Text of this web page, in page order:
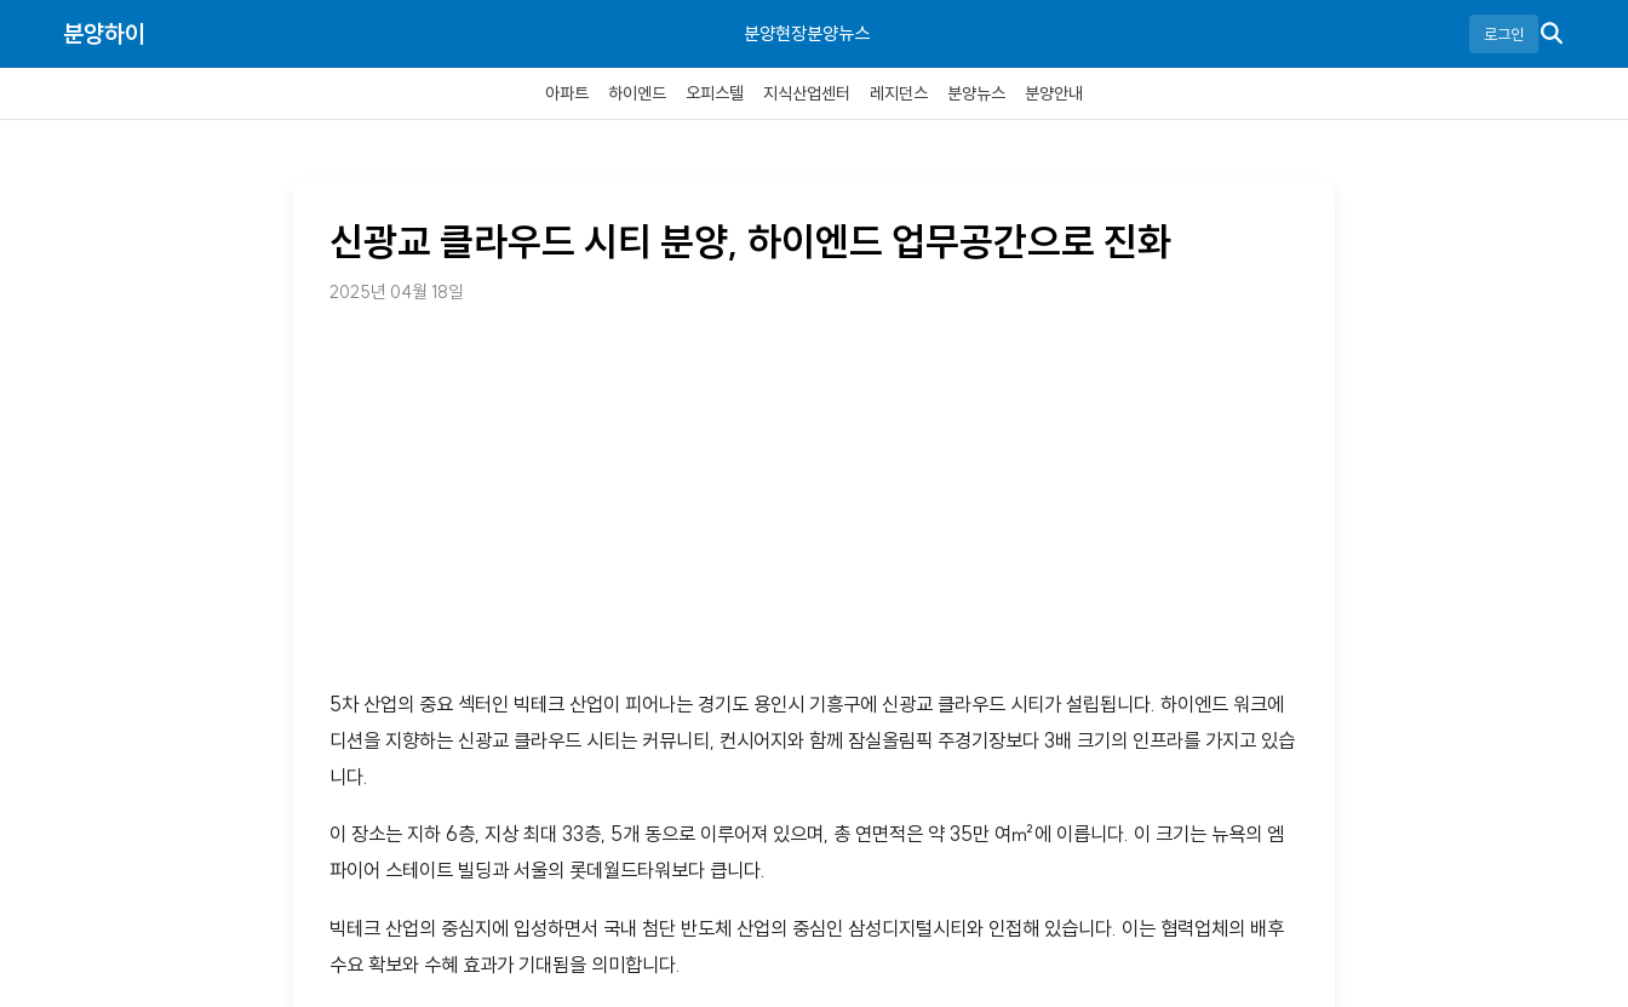
분양하이 분양현장분양뉴스 로그인
아파트 하이엔드 오피스텔 지식산업센터 레지던스 분양뉴스 분양안내
신광교 클라우드 시티 분양, 하이엔드 업무공간으로 진화
2025년 04월 18일
5차 산업의 중요 섹터인 빅테크 산업이 피어나는 경기도 용인시 기흥구에 신광교 클라우드 시티가 설립됩니다. 하이엔드 워크에
디션을 지향하는 신광교 클라우드 시티는 커뮤니티, 컨시어지와 함께 잠실올림픽 주경기장보다 3배 크기의 인프라를 가지고 있습
니다.
이 장소는 지하 6층, 지상 최대 33층, 5개 동으로 이루어져 있으며, 총 연면적은 약 35만 여㎡에 이릅니다. 이 크기는 뉴욕의 엠
파이어 스테이트 빌딩과 서울의 롯데월드타워보다 큽니다.
빅테크 산업의 중심지에 입성하면서 국내 첨단 반도체 산업의 중심인 삼성디지털시티와 인접해 있습니다. 이는 협력업체의 배후
수요 확보와 수혜 효과가 기대됨을 의미합니다.